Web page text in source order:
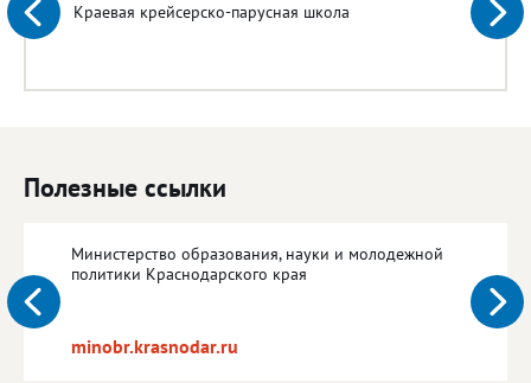
Краевая крейсерско-парусная школа
Полезные ссылки
Министерство образования, науки и молодежной
политики Краснодарского края
minobr.krasnodar.ru